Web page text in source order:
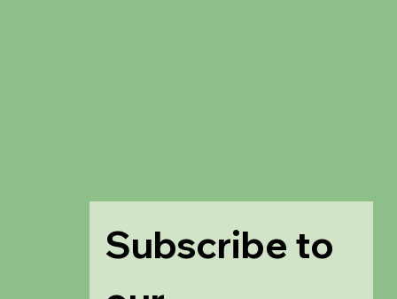
Subscribe to